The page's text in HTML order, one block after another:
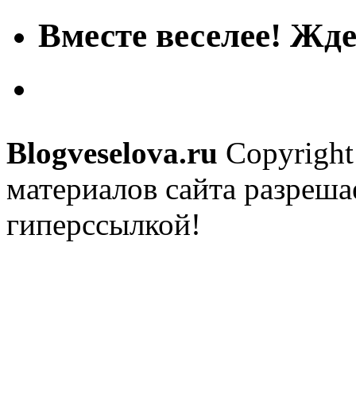
Вместе веселее!
Blogveselova.ru
материалов сайта
гиперссылкой!